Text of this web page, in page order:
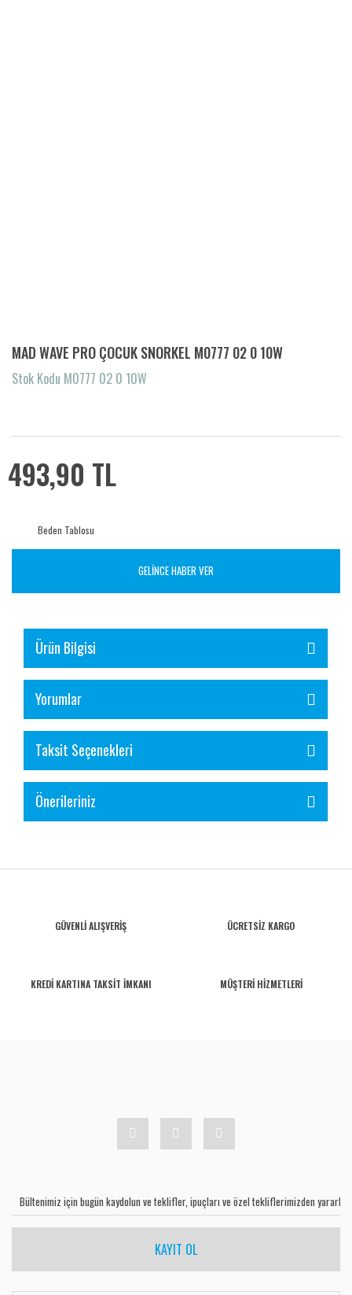
MAD WAVE PRO ÇOCUK SNORKEL M0777 02 0 10W
Stok Kodu M0777 02 0 10W
493,90 TL
Beden Tablosu
GELİNCE HABER VER
Ürün Bilgisi
Yorumlar
Taksit Seçenekleri
Önerileriniz
GÜVENLİ ALIŞVERİŞ ÜCRETSİZ KARGO
KREDİ KARTINA TAKSİT İMKANI MÜŞTERİ HİZMETLERİ
KAYIT OL